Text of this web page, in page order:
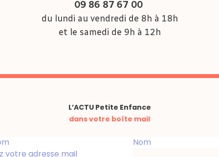
09 86 87 67 00
du lundi au vendredi de 8h à 18h
et le samedi de 9h à 12h
L’ACTU Petite Enfance
dans votre boîte mail